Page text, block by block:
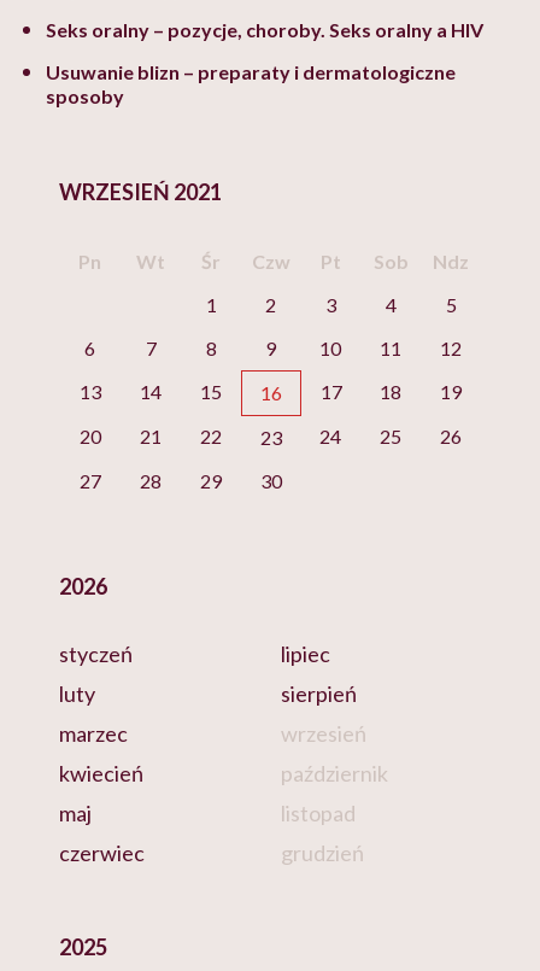
Seks oralny – pozycje, choroby. Seks oralny a HIV
Usuwanie blizn – preparaty i dermatologiczne
sposoby
WRZESIEŃ 2021
Pn Wt Śr Czw Pt Sob
Ndz
1
2 3 4
5
6
7 8 9 10 11
12
13
14 15 16 17 18
19
20
21 22 23 24 25
26
27
28 29 30
2026
styczeń
luty
marzec
kwiecień
maj
czerwiec
lipiec
sierpień
wrzesień
październik
listopad
grudzień
2025